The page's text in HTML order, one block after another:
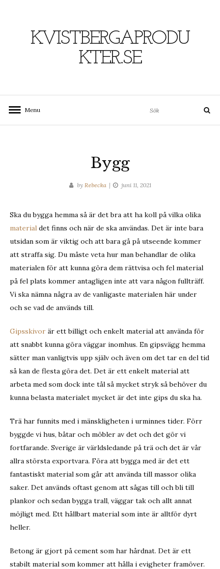
KVISTBERGAPRODU
KTER.SE
Menu
for:
Search
Bygg
by Rebecka juni 11, 2021
Ska du bygga hemma så är det bra att ha koll på vilka olika
material det finns och när de ska användas. Det är inte bara
utsidan som är viktig och att bara gå på utseende kommer
att straffa sig. Du måste veta hur man behandlar de olika
materialen för att kunna göra dem rättvisa och fel material
på fel plats kommer antagligen inte att vara någon fullträff.
Vi ska nämna några av de vanligaste materialen här under
och se vad de används till.
Gipsskivor är ett billigt och enkelt material att använda för
att snabbt kunna göra väggar inomhus. En gipsvägg hemma
sätter man vanligtvis upp själv och även om det tar en del tid
så kan de flesta göra det. Det är ett enkelt material att
arbeta med som dock inte tål så mycket stryk så behöver du
kunna belasta materialet mycket är det inte gips du ska ha.
Trä har funnits med i mänskligheten i urminnes tider. Förr
byggde vi hus, båtar och möbler av det och det gör vi
fortfarande. Sverige är världsledande på trä och det är vår
allra största exportvara. Föra att bygga med är det ett
fantastiskt material som går att använda till massor olika
saker. Det används oftast genom att sågas till och bli till
plankor och sedan bygga trall, väggar tak och allt annat
möjligt med. Ett hållbart material som inte är alltför dyrt
heller.
Betong är gjort på cement som har hårdnat. Det är ett
stabilt material som kommer att hålla i evigheter framöver.